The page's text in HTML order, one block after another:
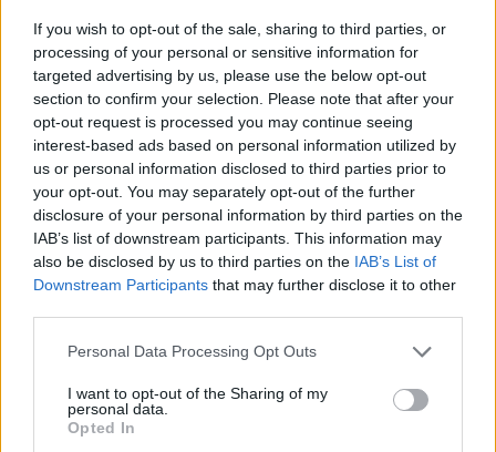
If you wish to opt-out of the sale, sharing to third parties, or
processing of your personal or sensitive information for
targeted advertising by us, please use the below opt-out
section to confirm your selection. Please note that after your
opt-out request is processed you may continue seeing
interest-based ads based on personal information utilized by
us or personal information disclosed to third parties prior to
your opt-out. You may separately opt-out of the further
disclosure of your personal information by third parties on the
IAB’s list of downstream participants. This information may
also be disclosed by us to third parties on the IAB’s List of
Downstream Participants that may further disclose it to other
Please note that this website/app uses one or more Google
not limited to your visit or usage behaviour. You may click to
grant or deny consent to Google and its third-party tags to
use your data for below specified purposes in below Google
Personal Data Processing Opt Outs
I want to opt-out of the Sharing of my
personal data.
Opted In
ΑΚΟΛΟΥΘΗΣΤΕ ΜΑΣ ΣΤΟ GOOGLE
NEWS ΚΑΝΟΝΤΑΣ ΚΛΙΚ ΕΔΩ
TAGS
ΚΥΣΕΑ
ΚΥΡΙΑΚΟΣ ΜΗΤΣΟΤΑΚΗΣ
ΚΥΒΕΡΝΗΤΙΚΌ ΣΥΜΒΟΎΛΙΟ ΕΘΝΙΚΉΣ ΑΣΦΆΛΕΙΑΣ